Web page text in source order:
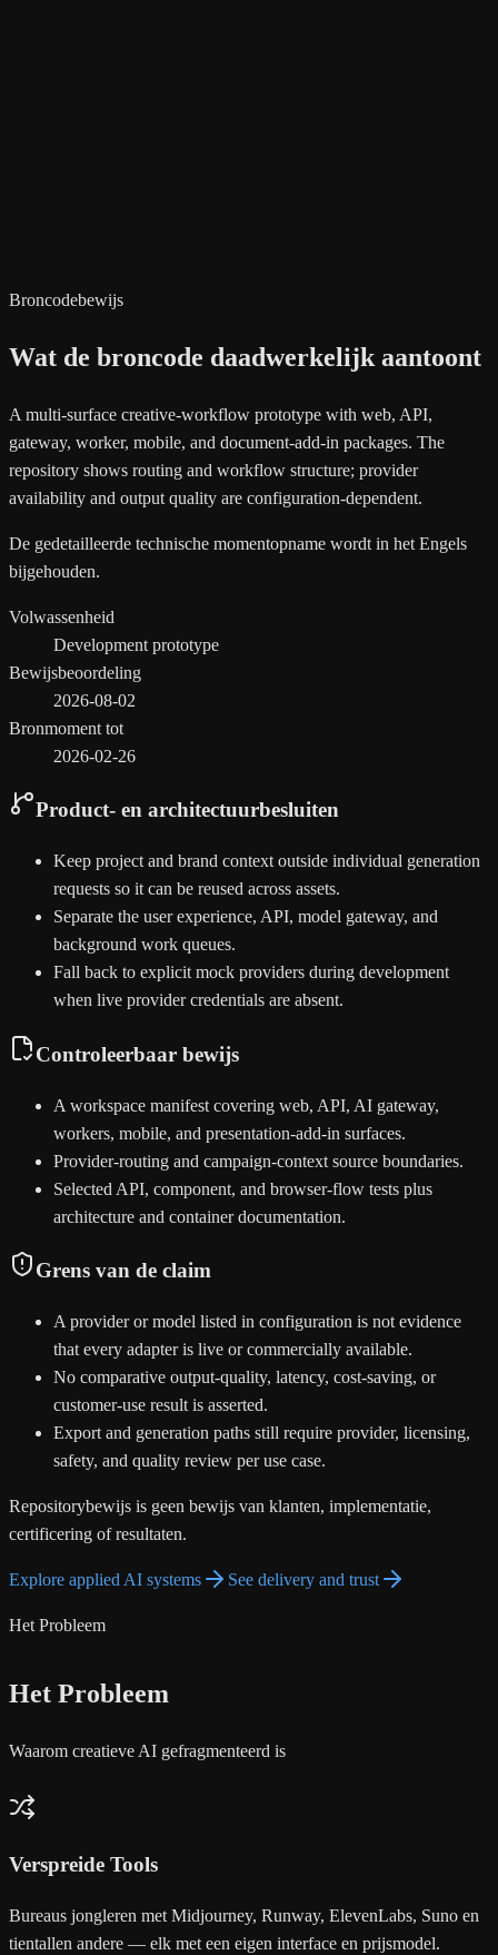
Broncodebewijs
Wat de broncode daadwerkelijk aantoont
A multi-surface creative-workflow prototype with web, API,
gateway, worker, mobile, and document-add-in packages. The
repository shows routing and workflow structure; provider
availability and output quality are configuration-dependent.
De gedetailleerde technische momentopname wordt in het Engels
bijgehouden.
Volwassenheid
Development prototype
Bewijsbeoordeling
2026-08-02
Bronmoment tot
2026-02-26
Product- en architectuurbesluiten
Keep project and brand context outside individual generation
requests so it can be reused across assets.
Separate the user experience, API, model gateway, and
background work queues.
Fall back to explicit mock providers during development
when live provider credentials are absent.
Controleerbaar bewijs
A workspace manifest covering web, API, AI gateway,
workers, mobile, and presentation-add-in surfaces.
Provider-routing and campaign-context source boundaries.
Selected API, component, and browser-flow tests plus
architecture and container documentation.
Grens van de claim
A provider or model listed in configuration is not evidence
that every adapter is live or commercially available.
No comparative output-quality, latency, cost-saving, or
customer-use result is asserted.
Export and generation paths still require provider, licensing,
safety, and quality review per use case.
Repositorybewijs is geen bewijs van klanten, implementatie,
certificering of resultaten.
Explore applied AI systems See delivery and trust
Het Probleem
Het Probleem
Waarom creatieve AI gefragmenteerd is
Verspreide Tools
Bureaus jongleren met Midjourney, Runway, ElevenLabs, Suno en
tientallen andere — elk met een eigen interface en prijsmodel.